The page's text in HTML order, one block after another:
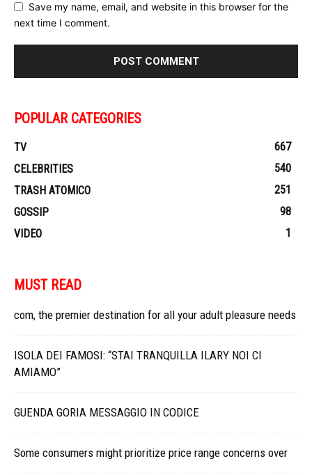
Save my name, email, and website in this browser for the
next time I comment.
POPULAR CATEGORIES
TV
667
CELEBRITIES
540
TRASH ATOMICO
251
GOSSIP
98
VIDEO
1
MUST READ
com, the premier destination for all your adult pleasure needs
ISOLA DEI FAMOSI: “STAI TRANQUILLA ILARY NOI CI
AMIAMO”
GUENDA GORIA MESSAGGIO IN CODICE
Some consumers might prioritize price range concerns over